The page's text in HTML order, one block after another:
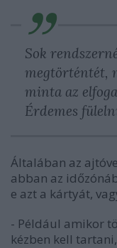
Sok
megtörténtét,
minta az
Érdemes
Általában az
abban az
e azt a kártyát,
- Például amikor
kézben kell